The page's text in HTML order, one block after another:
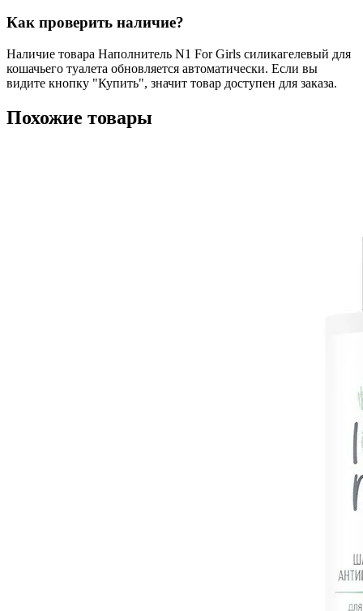
Как проверить наличие?
Наличие товара Наполнитель N1 For Girls силикагелевый для
кошачьего туалета обновляется автоматически. Если вы
видите кнопку "Купить", значит товар доступен для заказа.
Похожие товары